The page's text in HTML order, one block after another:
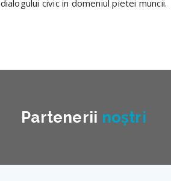
dialogului civic in domeniul pietei muncii.
Partenerii noștri